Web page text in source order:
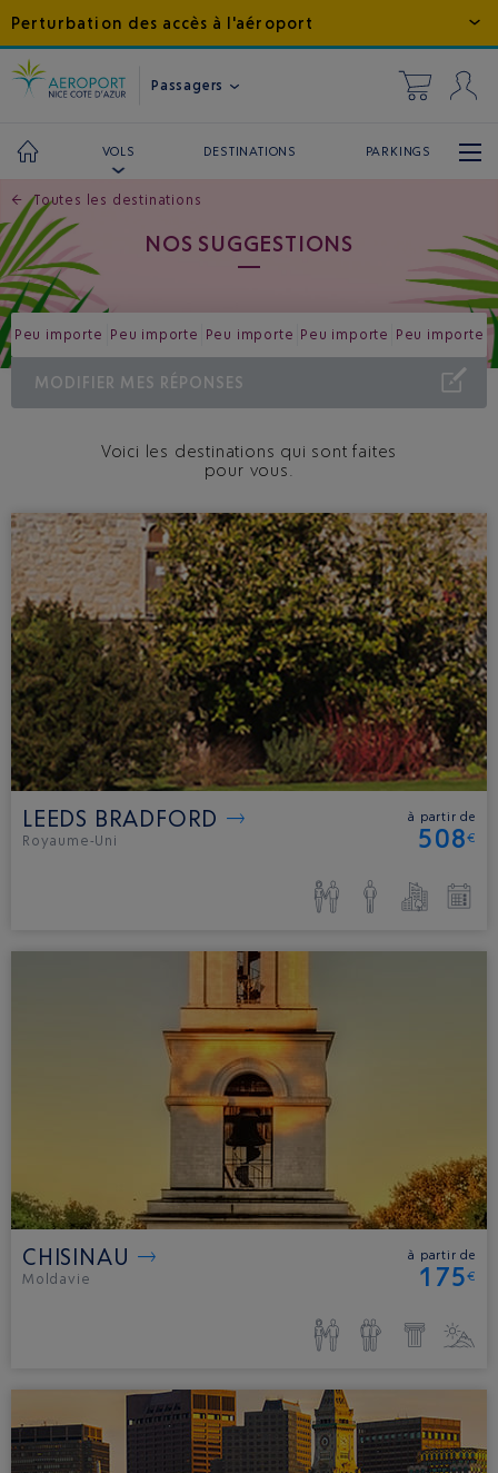
Perturbation des accès à l'aéroport
Passagers
VOLS DESTINATIONS PARKINGS
← Toutes les destinations
NOS SUGGESTIONS
Peu importe Peu importe Peu importe Peu importe Peu importe
MODIFIER MES RÉPONSES
Voici les destinations qui sont faites
pour vous.
LEEDS BRADFORD
Royaume-Uni
à partir de
508€
CHISINAU
Moldavie
à partir de
175€